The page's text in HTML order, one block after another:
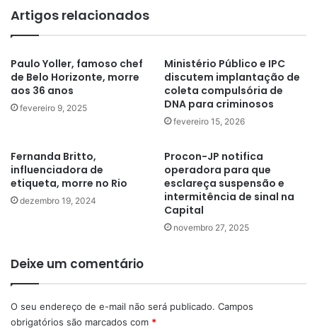
Artigos relacionados
Paulo Yoller, famoso chef
de Belo Horizonte, morre
aos 36 anos
fevereiro 9, 2025
Ministério Público e IPC
discutem implantação de
coleta compulsória de
DNA para criminosos
fevereiro 15, 2026
Fernanda Britto,
influenciadora de
etiqueta, morre no Rio
dezembro 19, 2024
Procon-JP notifica
operadora para que
esclareça suspensão e
intermitência de sinal na
Capital
novembro 27, 2025
Deixe um comentário
O seu endereço de e-mail não será publicado. Campos
obrigatórios são marcados com *